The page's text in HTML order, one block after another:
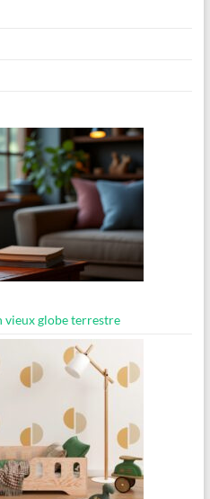
vieux globe terrestre